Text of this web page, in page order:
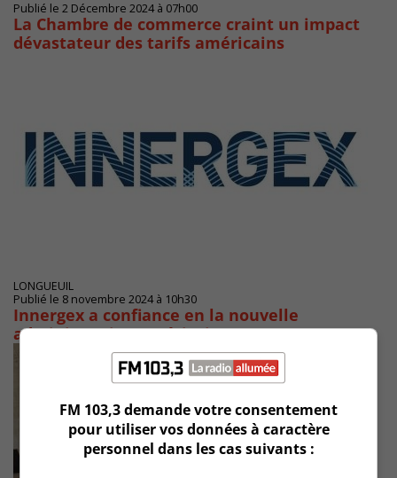
Publié le 2 Décembre 2024 à 07h00
La Chambre de commerce craint un impact
dévastateur des tarifs américains
LONGUEUIL
Publié le 8 novembre 2024 à 10h30
Innergex a confiance en la nouvelle
administration américaine
FM 103,3 demande votre consentement
pour utiliser vos données à caractère
personnel dans les cas suivants :